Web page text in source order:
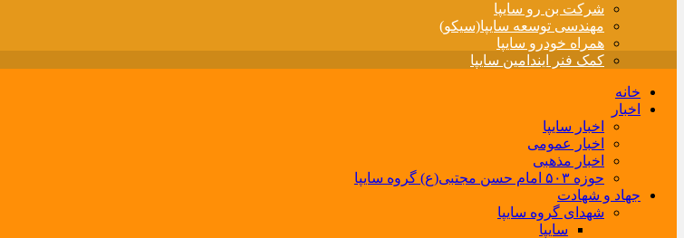
شرکت بن رو سایپا
مهندسی توسعه سایپا(سیکو)
همراه خودرو سایپا
کمک فنر ایندامین سایپا
خانه
اخبار
اخبار سایپا
اخبار عمومی
اخبار مذهبی
حوزه ۵۰۳ امام حسن مجتبی(ع) گروه سایپا
جهاد و شهادت
شهدای گروه سایپا
سایپا